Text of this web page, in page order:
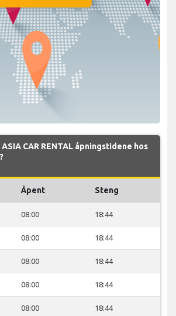
CAR RENTAL åpningstidene hos
Åpent Steng
08:00 18:44
08:00 18:44
08:00 18:44
08:00 18:44
08:00 18:44